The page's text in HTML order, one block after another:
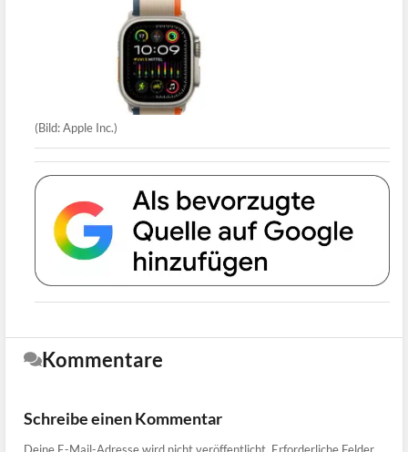
(Bild: Apple Inc.)
Kommentare
Schreibe einen Kommentar